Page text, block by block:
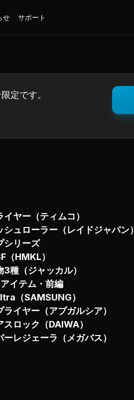
せ サポート
定です。
ヤー（ティムコ）
ュローラー（レイドジャパン）
シリーズ
（HMKL）
種（ジャッカル）
イテム・前編
（SAMSUNG）
イヤー（アブガルシア）
ロック（DAIWA）
レジェーラ（メガバス）